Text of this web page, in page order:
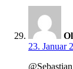
23. Januar